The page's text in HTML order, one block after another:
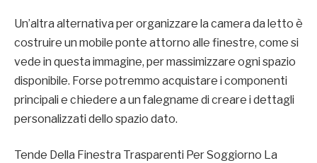
Un’altra alternativa per organizzare la camera da letto è
costruire un mobile ponte attorno alle finestre, come si
vede in questa immagine, per massimizzare ogni spazio
disponibile. Forse potremmo acquistare i componenti
principali e chiedere a un falegname di creare i dettagli
personalizzati dello spazio dato.
Tende Della Finestra Trasparenti Per Soggiorno La